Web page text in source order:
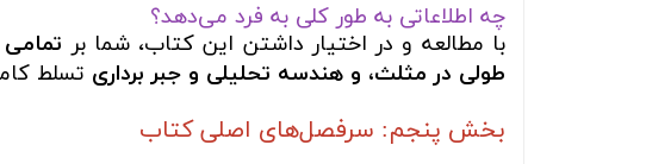
چه اطلاعاتی به طور کلی به فرد می‌دهد؟
با مطالعه و در اختیار داشتن این کتاب، شما بر
طولی در مثلث، و هندسه تحلیلی و جبر برداری تسلط
بخش پنجم: سرفصل‌های اصلی کتاب